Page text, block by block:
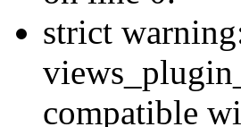
strict
compatible